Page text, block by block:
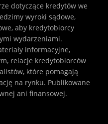
dotyczące kredytów we
wyroki sądowe,
aby kredytobiorcy
wydarzeniami.
informacyjne,
relacje kredytobiorców
które pomagają
na rynku. Publikowane
ani finansowej.